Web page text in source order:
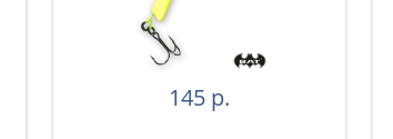
145 р.